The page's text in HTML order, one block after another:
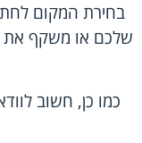
בחירת המקום
שלכם או משקף את
כמו כן, חשוב